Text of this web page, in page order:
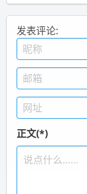
发表评论:
正文(*)